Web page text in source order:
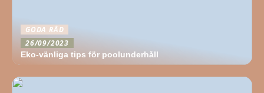
GODA RÅD
26/09/2023
Eko-vänliga tips för poolunderhåll